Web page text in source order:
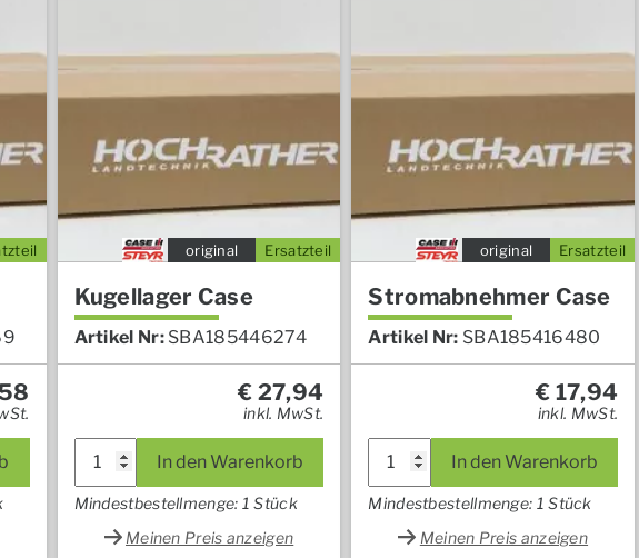
Ersatzteil
original
Kugellager Case
Artikel Nr: SBA185446274
€ 27,94
inkl. MwSt.
In den Warenkorb
Mindestbestellmenge: 1 Stück
Meinen Preis anzeigen
Ersatzteil
original
Stromabnehmer Case
Artikel Nr: SBA185416480
€ 17,94
inkl. MwSt.
In den Warenkorb
Mindestbestellmenge: 1 Stück
Meinen Preis anzeigen